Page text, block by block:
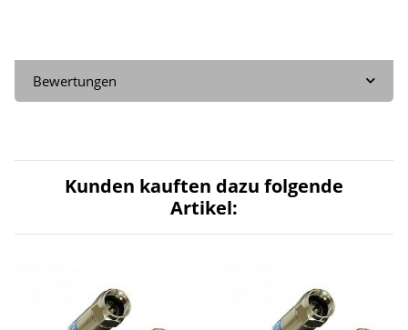
Bewertungen
Kunden kauften dazu folgende
Artikel: